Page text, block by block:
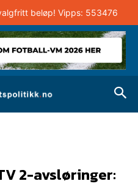
beløp! Vipps: 553476
2-avsløringer: